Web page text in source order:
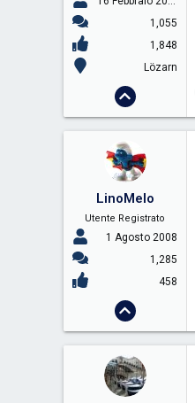
1,055
1,848
Lözarn
LinoMelo
Utente Registrato
1 Agosto 2008
1,285
458